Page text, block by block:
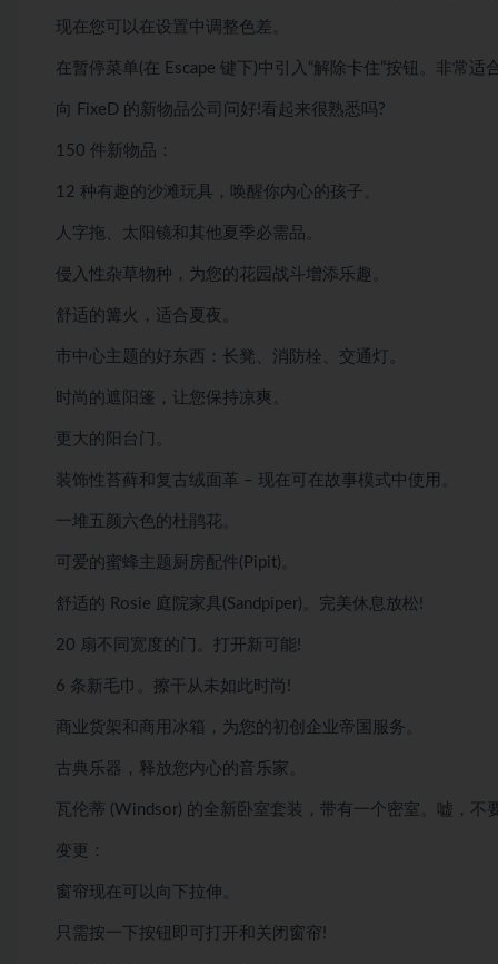
现在您可以在设置中调整色差。
在暂停菜单(在 Escape 键下)中引入“解除卡住”按钮。非常
向 FixeD 的新物品公司问好!看起来很熟悉吗?
150 件新物品：
12 种有趣的沙滩玩具，唤醒你内心的孩子。
人字拖、太阳镜和其他夏季必需品。
侵入性杂草物种，为您的花园战斗增添乐趣。
舒适的篝火，适合夏夜。
市中心主题的好东西：长凳、消防栓、交通灯。
时尚的遮阳篷，让您保持凉爽。
更大的阳台门。
装饰性苔藓和复古绒面革 – 现在可在故事模式中使用。
一堆五颜六色的杜鹃花。
可爱的蜜蜂主题厨房配件(Pipit)。
舒适的 Rosie 庭院家具(Sandpiper)。完美休息放松!
20 扇不同宽度的门。打开新可能!
6 条新毛巾。擦干从未如此时尚!
商业货架和商用冰箱，为您的初创企业帝国服务。
古典乐器，释放您内心的音乐家。
瓦伦蒂 (Windsor) 的全新卧室套装，带有一个密室。嘘，不
变更：
窗帘现在可以向下拉伸。
只需按一下按钮即可打开和关闭窗帘!